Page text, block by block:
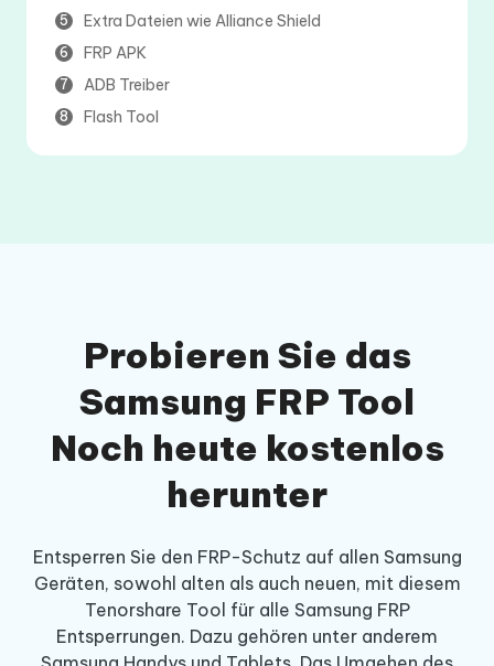
5 Extra Dateien wie Alliance Shield
6 FRP APK
7 ADB Treiber
8 Flash Tool
Probieren Sie das
Samsung FRP Tool
Noch heute kostenlos
herunter
Entsperren Sie den FRP-Schutz auf allen Samsung
Geräten, sowohl alten als auch neuen, mit diesem
Tenorshare Tool für alle Samsung FRP
Entsperrungen. Dazu gehören unter anderem